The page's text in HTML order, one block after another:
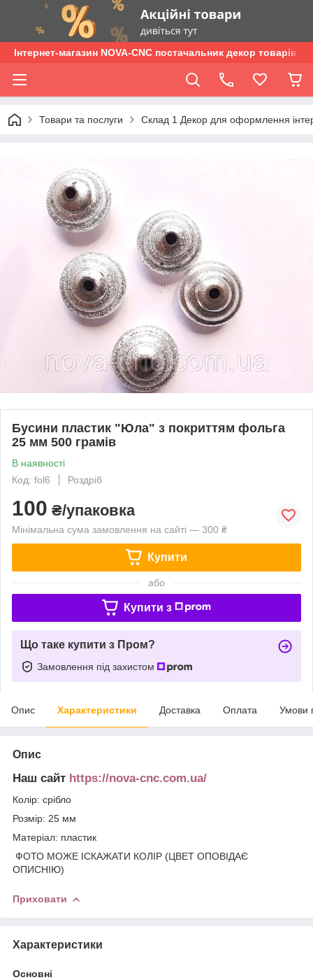
Інтернет-магазин NOVA-CNC постачальник декор товарів
Товари та послуги Склад 1 Декор для оформлення
Бусини пластик "Юла" з покриттям фольга
25 мм 500 грамів
В наявності
Код: fol6
Роздріб
100 ₴/упаковка
Мінімальна сума замовлення на сайті — 300 ₴
Купити
або
Купити з
Що таке купити з Пром?
Замовлення під захистом
Опис Характеристики Доставка Оплата Умови
Опис
Наш сайт https://nova-cnc.com.ua/
Колір: срібло
Розмір: 25 мм
Матеріал: пластик
ФОТО МОЖЕ ІСКАЖАТИ КОЛІР (ЦВЕТ ОПОВІДАЄ
ОПИСНІЮ)
Приховати
Характеристики
Основні